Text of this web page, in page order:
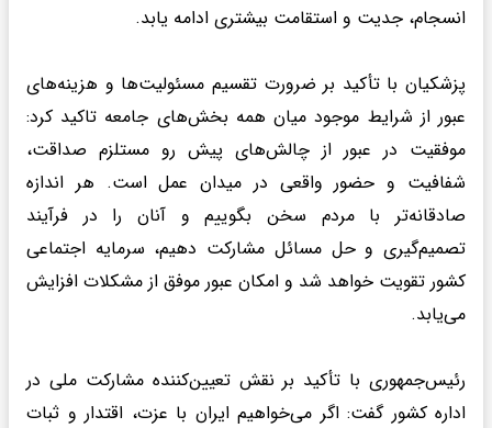
انسجام، جدیت و استقامت بیشتری ادامه یابد.
پزشکیان با تأکید بر ضرورت تقسیم مسئولیت‌ها و هزینه‌های
عبور از شرایط موجود میان همه بخش‌های جامعه تاکید کرد:
موفقیت در عبور از چالش‌های پیش رو مستلزم صداقت،
شفافیت و حضور واقعی در میدان عمل است. هر اندازه
صادقانه‌تر با مردم سخن بگوییم و آنان را در فرآیند
تصمیم‌گیری و حل مسائل مشارکت دهیم، سرمایه اجتماعی
کشور تقویت خواهد شد و امکان عبور موفق از مشکلات افزایش
می‌یابد.
رئیس‌جمهوری با تأکید بر نقش تعیین‌کننده مشارکت ملی در
اداره کشور گفت: اگر می‌خواهیم ایران با عزت، اقتدار و ثبات